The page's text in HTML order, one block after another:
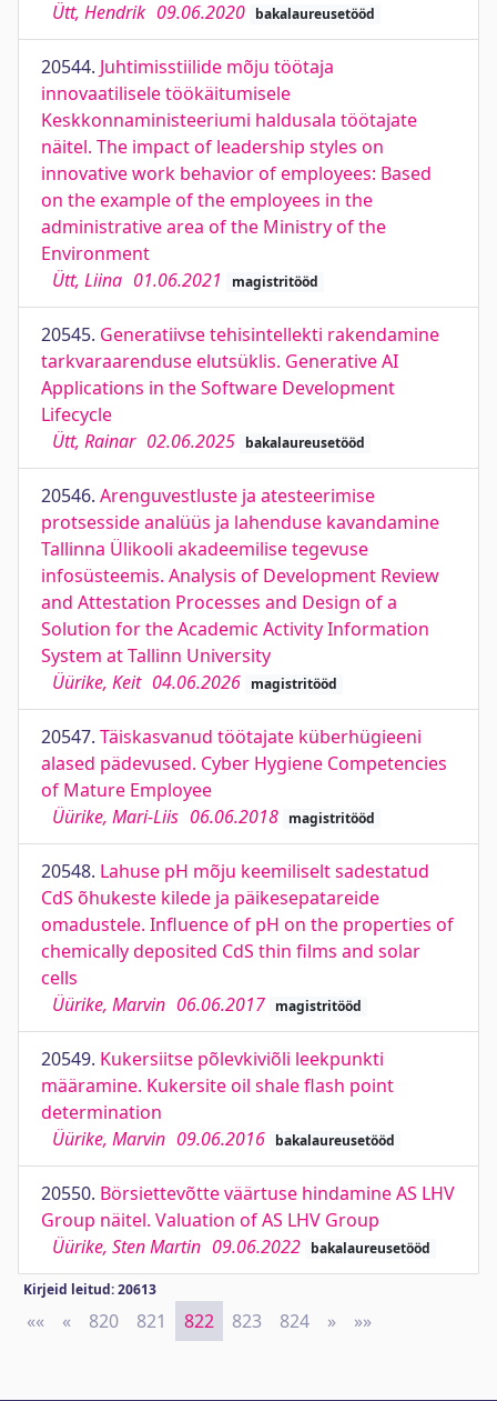
Ütt, Hendrik 09.06.2020 bakalaureusetööd
20544. Juhtimisstiilide mõju töötaja
innovaatilisele töökäitumisele
Keskkonnaministeeriumi haldusala töötajate
näitel. The impact of leadership styles on
innovative work behavior of employees: Based
on the example of the employees in the
administrative area of the Ministry of the
Environment
Ütt, Liina 01.06.2021 magistritööd
20545. Generatiivse tehisintellekti rakendamine
tarkvaraarenduse elutsüklis. Generative AI
Applications in the Software Development
Lifecycle
Ütt, Rainar 02.06.2025 bakalaureusetööd
20546. Arenguvestluste ja atesteerimise
protsesside analüüs ja lahenduse kavandamine
Tallinna Ülikooli akadeemilise tegevuse
infosüsteemis. Analysis of Development Review
and Attestation Processes and Design of a
Solution for the Academic Activity Information
System at Tallinn University
Üürike, Keit 04.06.2026 magistritööd
20547. Täiskasvanud töötajate küberhügieeni
alased pädevused. Cyber Hygiene Competencies
of Mature Employee
Üürike, Mari-Liis 06.06.2018 magistritööd
20548. Lahuse pH mõju keemiliselt sadestatud
CdS õhukeste kilede ja päikesepatareide
omadustele. Influence of pH on the properties of
chemically deposited CdS thin films and solar
cells
Üürike, Marvin 06.06.2017 magistritööd
20549. Kukersiitse põlevkiviõli leekpunkti
määramine. Kukersite oil shale flash point
determination
Üürike, Marvin 09.06.2016 bakalaureusetööd
20550. Börsiettevõtte väärtuse hindamine AS LHV
Group näitel. Valuation of AS LHV Group
Üürike, Sten Martin 09.06.2022 bakalaureusetööd
Kirjeid leitud: 20613
«« First
« Previous
820 821 822 823 824 » Next
»»